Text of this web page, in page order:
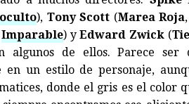
), Tony Scott (Marea Roja,
Imparable) yEdward Zwick (
algunos de ellos. Parece
un estilo de personaje,
donde el gris es el color